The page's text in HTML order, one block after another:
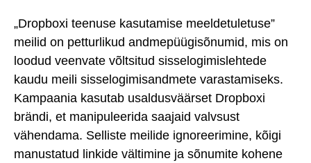
„Dropboxi teenuse kasutamise meeldetuletuse”
meilid on petturlikud andmepüügisõnumid, mis on
loodud veenvate võltsitud sisselogimislehtede
kaudu meili sisselogimisandmete varastamiseks.
Kampaania kasutab usaldusväärset Dropboxi
brändi, et manipuleerida saajaid valvsust
vähendama. Selliste meilide ignoreerimine, kõigi
manustatud linkide vältimine ja sõnumite kohene